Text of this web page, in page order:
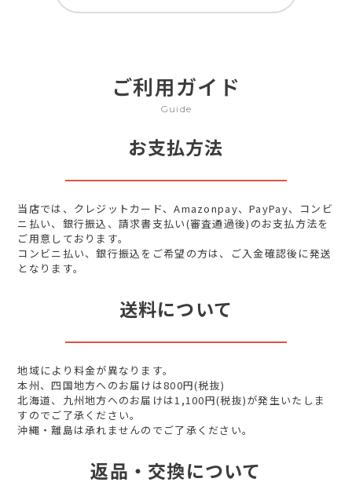
ご利用ガイド
Guide
お支払方法
当店では、クレジットカード、Amazonpay、PayPay、コンビ
ニ払い、銀行振込、請求書支払い(審査通過後)のお支払方法を
ご用意しております。
コンビニ払い、銀行振込をご希望の方は、ご入金確認後に発送
となります。
送料について
地域により料金が異なります。
本州、四国地方へのお届けは800円(税抜)
北海道、九州地方へのお届けは1,100円(税抜)が発生いたしま
すのでご了承ください。
沖縄・離島は承れませんのでご了承ください。
返品・交換について